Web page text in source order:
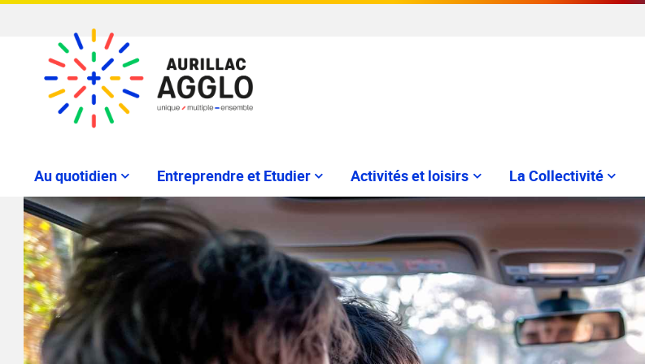
Au quotidien Entreprendre et Etudier Activités et loisirs La Collectivité